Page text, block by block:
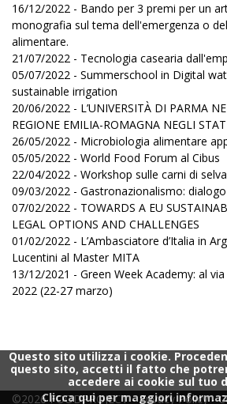
16/12/2022 - Bando per 3 premi per un
monografia sul tema dell'emergenza o
alimentare.
21/07/2022 - Tecnologia casearia
05/07/2022 - Summerschool in Digital
sustainable irrigation
20/06/2022 - L’UNIVERSITÀ DI PARMA
REGIONE EMILIA-ROMAGNA NEGLI
26/05/2022 - Microbiologia alimentare
05/05/2022 - World Food Forum al Cibus
22/04/2022 - Workshop sulle carni di
09/03/2022 - Gastronazionalismo:
07/02/2022 - TOWARDS A EU
LEGAL OPTIONS AND CHALLENGES
01/02/2022 - L’Ambasciatore d’Italia in
Lucentini al Master MITA
13/12/2021 - Green Week Academy: al
2022 (22-27 marzo)
©2026 FOODPROJECT -Privacy Policy-
Questo sito utilizza i cookie.
questo sito, accetti il fatto che
accedere ai cookie sul tuo
Clicca qui per maggiori